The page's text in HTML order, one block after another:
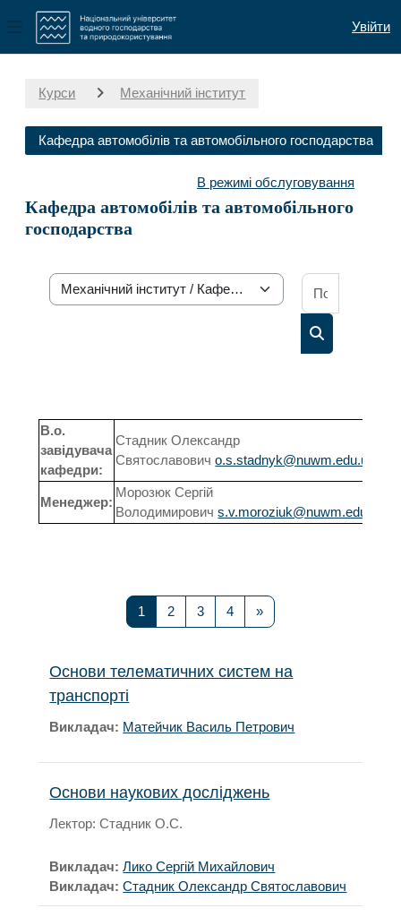
Бокова панель
Увійти
Курси Механічний інститут
Кафедра автомобілів та автомобільного господарства
В режимі обслуговування
Кафедра автомобілів та автомобільного
господарства
Категорії курсів
В.о.
завідувача
кафедри:
Стадник Олександр
Святославовичo.s.stadnyk@nuwm.edu.ua
Менеджер:
Морозюк Сергій
Володимировичs.v.moroziuk@nuwm.edu.ua
1 Сторінка 1
2Сторінка 2
3Сторінка 3
4Сторінка 4
»Наступна сторінка
Основи телематичних систем на
транспорті
Викладач: Матейчик Василь Петрович
Основи наукових досліджень
Лектор: Стадник О.С.
Викладач:Лико Сергій Михайлович
Викладач:Стадник Олександр Святославович